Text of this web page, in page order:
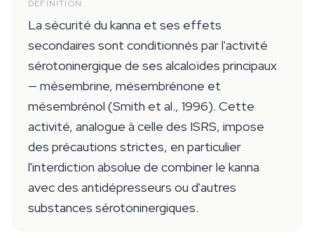
DEFINITION
La sécurité du kanna et ses effets
secondaires sont conditionnés par l'activité
sérotoninergique de ses alcaloïdes principaux
— mésembrine, mésembrénone et
mésembrénol (Smith et al., 1996). Cette
activité, analogue à celle des ISRS, impose
des précautions strictes, en particulier
l'interdiction absolue de combiner le kanna
avec des antidépresseurs ou d'autres
substances sérotoninergiques.